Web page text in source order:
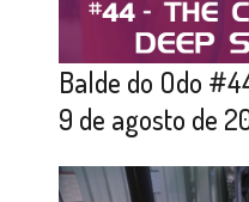
Balde do Odo
9 de agosto de